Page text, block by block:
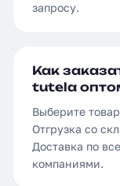
запросу.
Как
tutela
Выберите
Отгрузка со
Доставка по
компаниями.